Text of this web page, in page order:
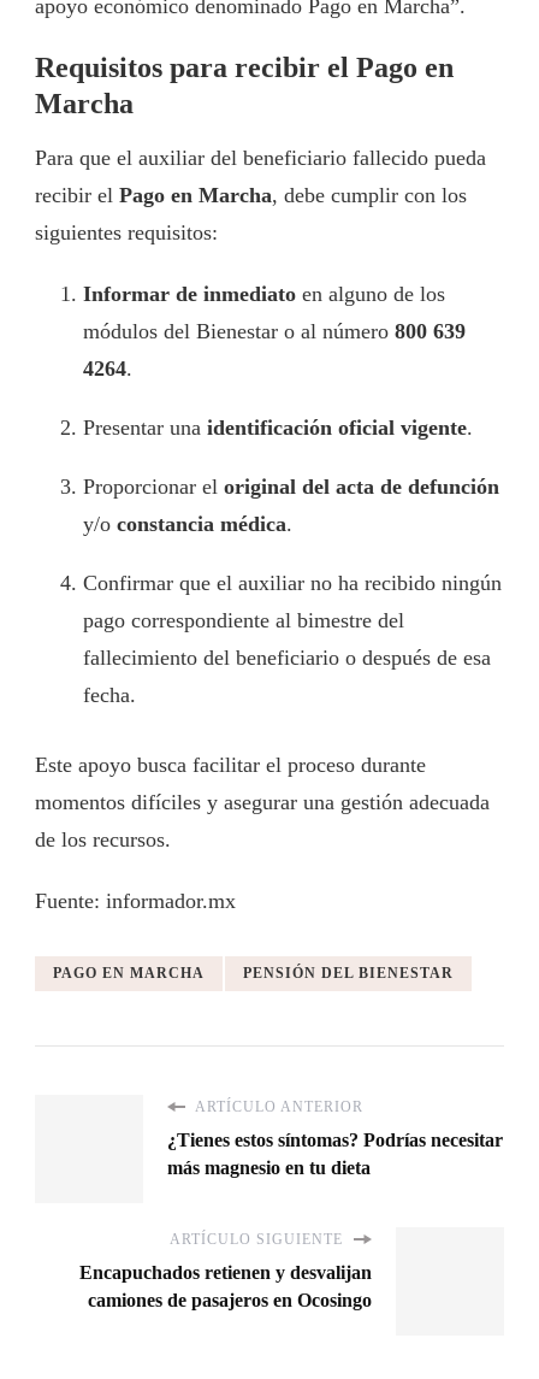
apoyo económico denominado Pago en Marcha”.
Requisitos para recibir el Pago en
Marcha
Para que el auxiliar del beneficiario fallecido pueda
recibir el Pago en Marcha, debe cumplir con los
siguientes requisitos:
Informar de inmediato en alguno de los
módulos del Bienestar o al número 800 639
4264.
Presentar una identificación oficial vigente.
Proporcionar el original del acta de defunción
y/o constancia médica.
Confirmar que el auxiliar no ha recibido ningún
pago correspondiente al bimestre del
fallecimiento del beneficiario o después de esa
fecha.
Este apoyo busca facilitar el proceso durante
momentos difíciles y asegurar una gestión adecuada
de los recursos.
Fuente: informador.mx
PAGO EN MARCHA PENSIÓN DEL BIENESTAR
ARTÍCULO ANTERIOR
¿Tienes estos síntomas? Podrías necesitar
más magnesio en tu dieta
ARTÍCULO SIGUIENTE
Encapuchados retienen y desvalijan
camiones de pasajeros en Ocosingo